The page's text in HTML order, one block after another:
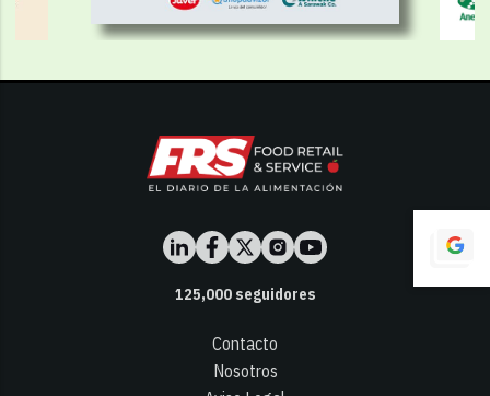
125,000seguidores
Contacto
Nosotros